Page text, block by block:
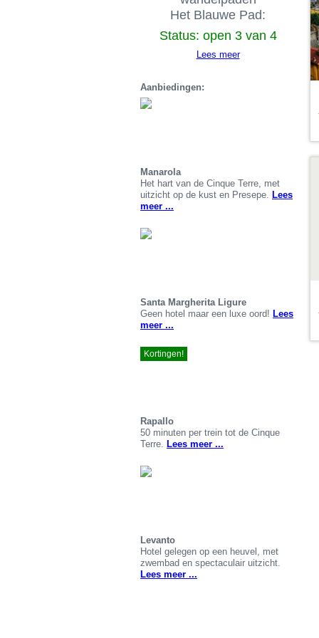
Het Blauwe Pad:
Status: open 3 van 4
Lees meer
Aanbiedingen:
Manarola
Het hart van de Cinque Terre, met
uitzicht op de kust en Presepe. Lees
meer ...
Santa Margherita Ligure
Geen hotel maar een luxe oord! Lees
meer ...
Kortingen!
Rapallo
50 minuten per trein tot de Cinque
Terre. Lees meer ...
Levanto
Hotel gelegen op een heuvel, met
zwembad en spectaculair uitzicht.
Lees meer ...